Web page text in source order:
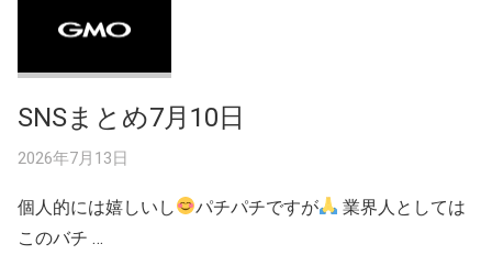
SNSまとめ7月10日
2026年7月13日
個人的には嬉しいし パチパチですが
業界人としては
このバチ …